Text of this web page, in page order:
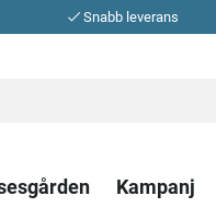
Snabb leverans
Kampanj